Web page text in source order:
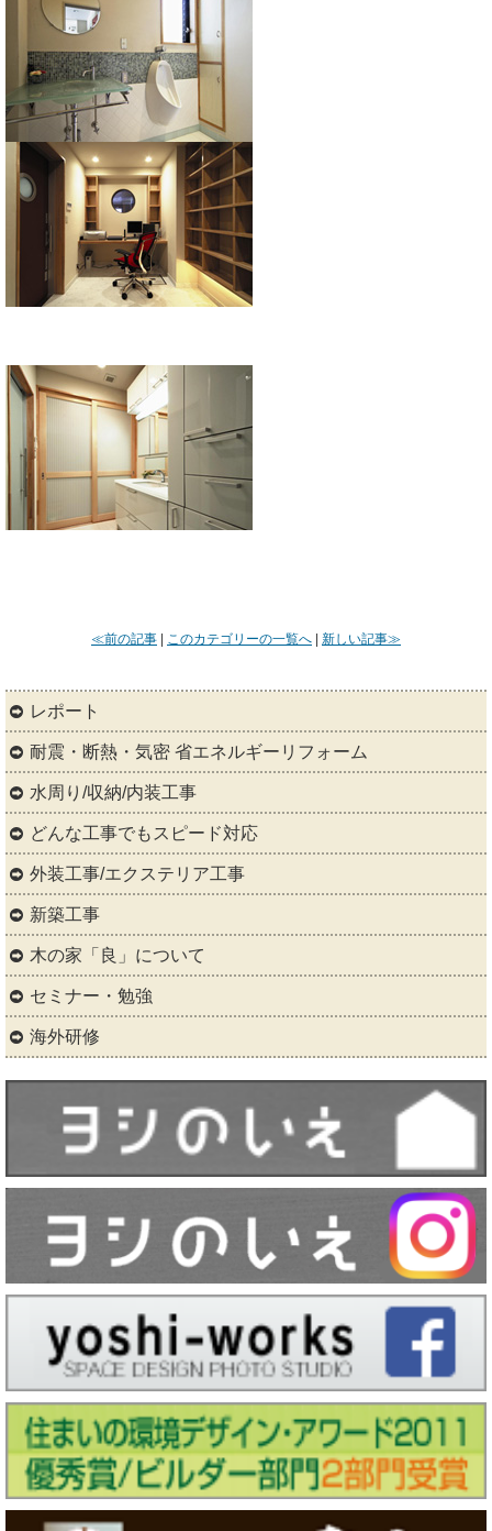
≪前の記事 このカテゴリーの一覧へ 新しい記事≫
レポート
耐震・断熱・気密 省エネルギーリフォーム
水周り/収納/内装工事
どんな工事でもスピード対応
外装工事/エクステリア工事
新築工事
木の家「良」について
セミナー・勉強
海外研修